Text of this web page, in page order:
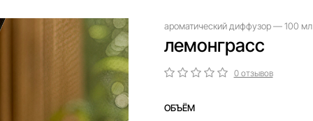
ароматический диффузор — 100 мл
лемонграсс
0 отзывов
ОБЪЁМ